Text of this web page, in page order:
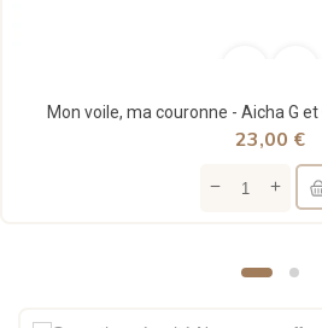
Mon voile, ma couronne - Aicha G
23,00 €